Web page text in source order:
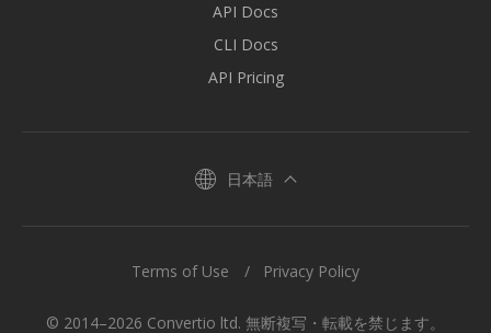
API Docs
CLI Docs
API Pricing
日本語
© 2014–2026 Convertio ltd. 無断複写・転載を禁じます。
Terms of Use Privacy Policy